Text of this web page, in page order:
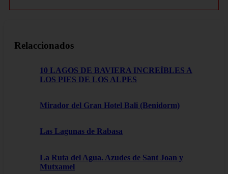
Relaccionados
10 LAGOS DE BAVIERA INCREÍBLES A
LOS PIES DE LOS ALPES
Mirador del Gran Hotel Bali (Benidorm)
Las Lagunas de Rabasa
La Ruta del Agua. Azudes de Sant Joan y
Mutxamel